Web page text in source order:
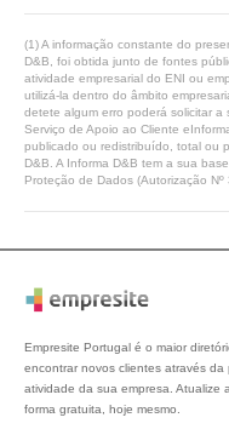
(1) A informação constante do
D&B, foi obtida junto de fontes
atividade empresarial do ENI ou
utilizá-la dentro do âmbito
detete algum erro poderá solicitar
Serviço de Apoio ao Cliente
publicado ou redistribuído, total ou
D&B. A Informa D&B tem a sua
Proteção de Dados (Autorização
Empresite Portugal é o maior
encontrar novos clientes através
atividade da sua empresa. Atualize
forma gratuita, hoje mesmo.